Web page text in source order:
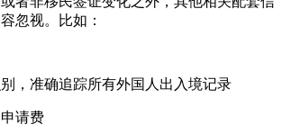
忽视。比如：
，准确追踪所有外国人出入境记录
请费